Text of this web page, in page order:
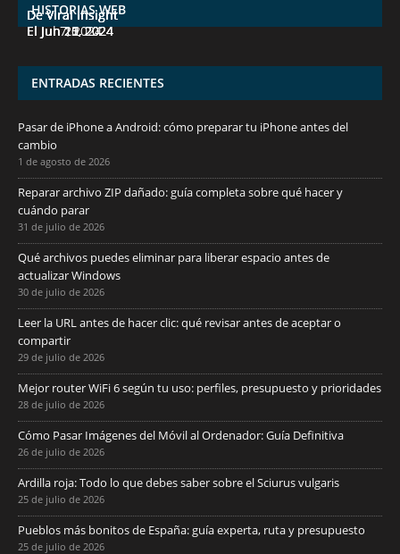
HISTORIAS WEB
De Viral Insight
El Jul 7, 2024
De Viral Insight
El Jun 23, 2024
De Viral Insight
El Jun 20, 2024
De Viral Insight
El Jun 15, 2024
De Viral Insight
El Jun 11, 2024
ENTRADAS RECIENTES
Pasar de iPhone a Android: cómo preparar tu iPhone antes del
cambio
1 de agosto de 2026
Reparar archivo ZIP dañado: guía completa sobre qué hacer y
cuándo parar
31 de julio de 2026
Qué archivos puedes eliminar para liberar espacio antes de
actualizar Windows
30 de julio de 2026
Leer la URL antes de hacer clic: qué revisar antes de aceptar o
compartir
29 de julio de 2026
Mejor router WiFi 6 según tu uso: perfiles, presupuesto y prioridades
28 de julio de 2026
Cómo Pasar Imágenes del Móvil al Ordenador: Guía Definitiva
26 de julio de 2026
Ardilla roja: Todo lo que debes saber sobre el Sciurus vulgaris
25 de julio de 2026
Pueblos más bonitos de España: guía experta, ruta y presupuesto
25 de julio de 2026